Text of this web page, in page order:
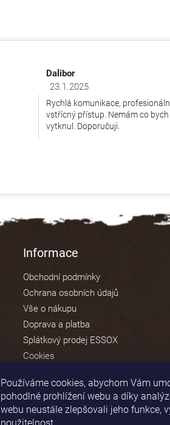
Používáme cookies, abychom Vám
pohodlné prohlížení webu a díky
webu neustále zlepšovali jeho funkce,
Dalibor
Hodnocení obchodu je 5 z 5
23.1.2025
Rychlá komunikace,
vstřícný přístup. Nemám co bych
vytknul. Doporučuji.
Informace
Obchodní podmínky
Ochrana osobních údajů
Vše o nákupu
Doprava a platba
Splátkový prodej ESSOX
Cookies